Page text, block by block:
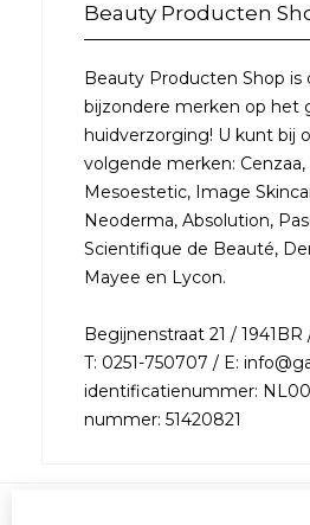
Beauty Producten
Beauty Producten Shop is
bijzondere merken op het
huidverzorging! U kunt bij
volgende merken:
Mesoestetic, Image
Neoderma, Absolution,
Scientifique de Beauté,
Mayee en Lycon.
Begijnenstraat 21 /
T: 0251-750707 / E:
identificatienummer:
nummer: 51420821